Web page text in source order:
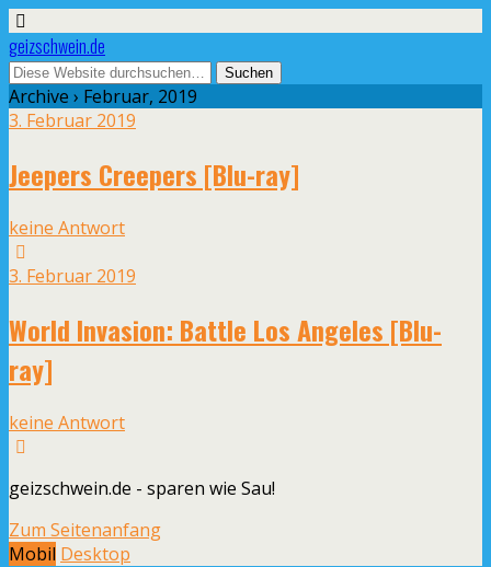
geizschwein.de
Archive › Februar, 2019
3. Februar 2019
Jeepers Creepers [Blu-ray]
keine Antwort
3. Februar 2019
World Invasion: Battle Los Angeles [Blu-
ray]
keine Antwort
geizschwein.de - sparen wie Sau!
Zum Seitenanfang
Mobil Desktop